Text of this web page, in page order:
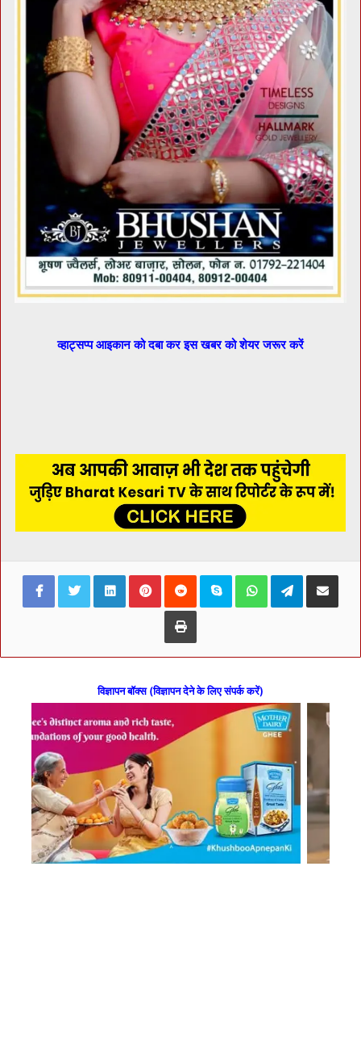
व्हाट्सप्प आइकान को दबा कर इस खबर को शेयर जरूर करें
FacebookTwitterLinkedInPinterestReddit Skype WhatsAppTelegramShare via
Print
विज्ञापन बॉक्स (विज्ञापन देने के लिए संपर्क करें)